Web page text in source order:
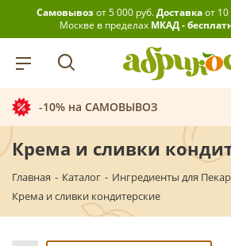
Самовывозот 5 000 руб.Доставкаот
Москве в пределах МКАД -
График приёма
Крема и сливки
Главная - Каталог - Ингредиенты для
Крема и сливки кондитерские